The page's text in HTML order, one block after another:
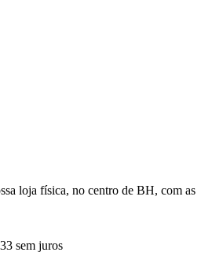
loja física, no centro de BH, com as
sem juros